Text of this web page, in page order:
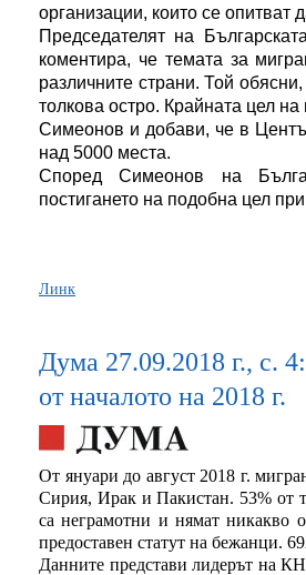
организации, които се
Председателят на
коментира, че темата за
различните страни. Той
толкова остро. Крайната цел
Симеонов и добави, че в
над 5000 места.
Според Симеонов на
постигането на подобна цел
Линк
Дума 27.09.2018 г., с.
от началото на 2018 г.
От януари до август 2018 г.
Сирия, Ирак и Пакистан. 53% от
са неграмотни и нямат никакво
предоставен статут на бежанци.
Данните представи лидерът на